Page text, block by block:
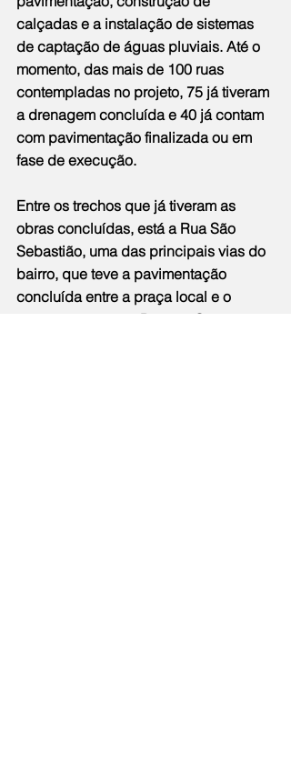
calçadas e a instalação de sistemas
de captação de águas pluviais. Até o
momento, das mais de 100 ruas
contempladas no projeto, 75 já tiveram
a drenagem concluída e 40 já contam
com pavimentação finalizada ou em
fase de execução.
Entre os trechos que já tiveram as
obras concluídas, está a Rua São
Sebastião, uma das principais vias do
bairro, que teve a pavimentação
concluída entre a praça local e o
cruzamento com a Rua 41. Outros